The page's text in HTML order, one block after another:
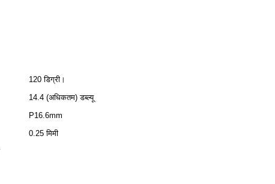
120 डिग्री।
14.4 (अधिकतम) डब्ल्यू
P16.6mm
0.25 मिमी